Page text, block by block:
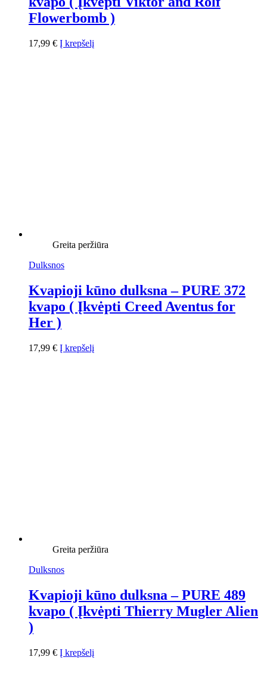
Flowerbomb )
17,99 € Į krepšelį
Greita peržiūra
Dulksnos
Kvapioji kūno dulksna – PURE 372
kvapo ( Įkvėpti Creed Aventus for
Her )
17,99 € Į krepšelį
Greita peržiūra
Dulksnos
Kvapioji kūno dulksna – PURE 489
kvapo ( Įkvėpti Thierry Mugler Alien
)
17,99 € Į krepšelį